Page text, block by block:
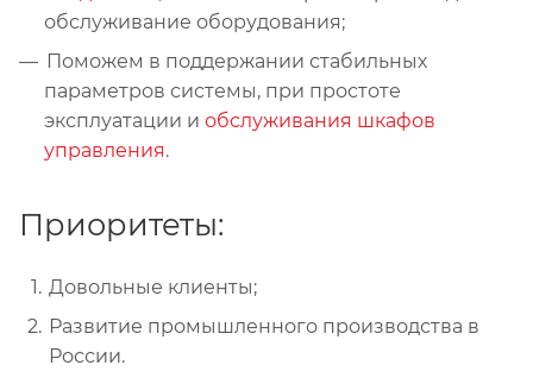
обслуживание оборудования;
Поможем в поддержании стабильных
параметров системы, при простоте
эксплуатации и обслуживания шкафов
управления.
Приоритеты:
Довольные клиенты;
Развитие промышленного производства в
России.